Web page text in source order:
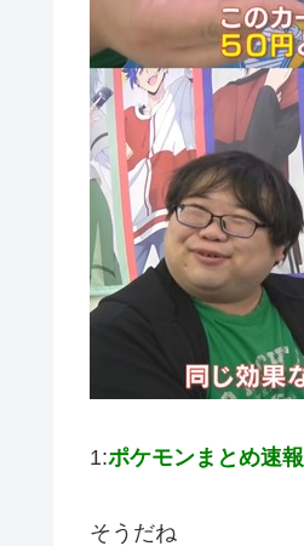
1:ポケモンまとめ速報
そうだね